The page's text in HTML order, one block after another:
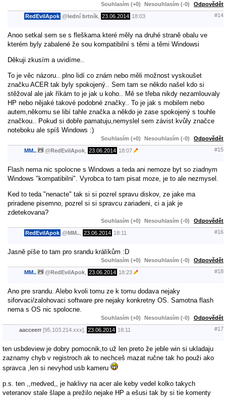
Souhlasím (+0) Nesouhlasím (-0) Odpovědět
RedEvilApok @lední brtník 23.06.2014 18:03 #14
Anoo setkal sem se s fleškama které měly na druhé straně obalu ve
kterém byly zabalené že sou kompatibilní s těmi a těmi Windowsi
Děkuji zkusím a uvidíme..
To je věc názoru.. plno lidí co znám nebo měli možnost vyskoušet
značku ACER tak byly spokojený.. Sem tam se někdo našel kdo si
stěžoval ale jak říkám to je jak u koho.. Mě se třeba nikdy nezamlouvaly
HP nebo nějaké takové podobné značky.. To je jak s mobilem nebo
autem,někomu se libí tahle značka a někdo je zase spokojený s touhle
značkou.. Pokud si dobře pamatuju,nemyslel sem závist kvůly značce
noteboku ale spíš Windows :)
Souhlasím (+0) Nesouhlasím (-0) Odpovědět
MM.. @RedEvilApok 23.06.2014 18:07 #15
Flash nema nic spolocne s Windows a teda ani nemoze byt so ziadnym
Windows "kompatibilni". Vyrobca to tam pisat moze, je to ale nezmysel.
Ked to teda "nenacte" tak si si pozrel spravu diskov, ze jake ma
priradene pisemno, pozrel si si spravcu zariadeni, ci a jak je
zdetekovana?
Souhlasím (+0) Nesouhlasím (-0) Odpovědět
RedEvilApok @MM.. 23.06.2014 18:11 #16
Jasně píše to tam pro srandu králíkům :D
Souhlasím (+0) Nesouhlasím (-0) Odpovědět
MM.. @RedEvilApok 23.06.2014 18:23 #18
Ano pre srandu. Alebo kvoli tomu ze k tomu dodava nejaky
siforvaci/zalohovaci software pre nejaky konkretny OS. Samotna flash
nema s OS nic spolocne.
Souhlasím (+0) Nesouhlasím (-0) Odpovědět
aacceerr [95.103.214.xxx], 23.06.2014 18:11 #17
ten usbdeview je dobry pomocnik,to už len preto že jeble win si ukladaju
zaznamy chyb v registroch ak to nechceš mazat ručne tak ho použi ako
spravca ,len si nevyhod usb kameru
p.s. ten ,,medved,, je haklivy na acer ale keby vedel kolko takych
veteranov stale šlape a prežilo nejake HP a ešusi tak by si tie komenty